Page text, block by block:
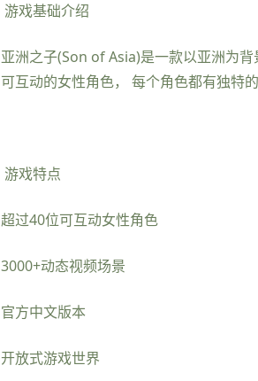
游戏基础介绍
亚洲之子(Son of Asia)是一款以亚洲为
可互动的女性角色， 每个角色都有独特
游戏特点
超过40位可互动女性角色
3000+动态视频场景
官方中文版本
开放式游戏世界